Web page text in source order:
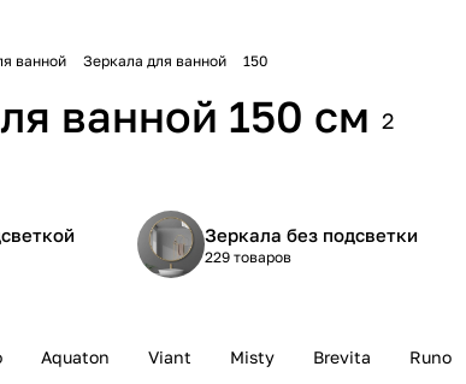
ванной Зеркала для ванной 150
ванной 150 см 2
Зеркала без подсветки
229 товаров
Aquaton Viant Misty Brevita Runo